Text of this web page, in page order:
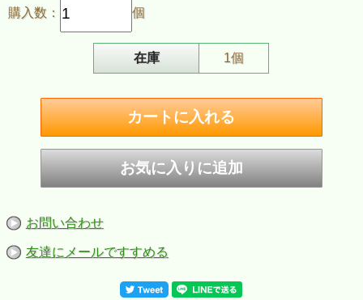
購入数： 個
在庫 1個
お問い合わせ
友達にメールですすめる